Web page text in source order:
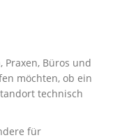
Praxen, Büros und
möchten, ob ein
technisch
für